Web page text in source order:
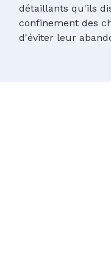
détaillants qu'ils
confinement des
d'éviter leur